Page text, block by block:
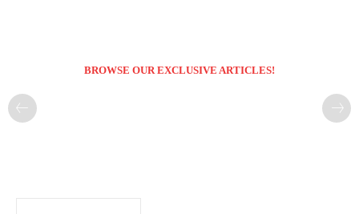
BROWSE OUR EXCLUSIVE ARTICLES!